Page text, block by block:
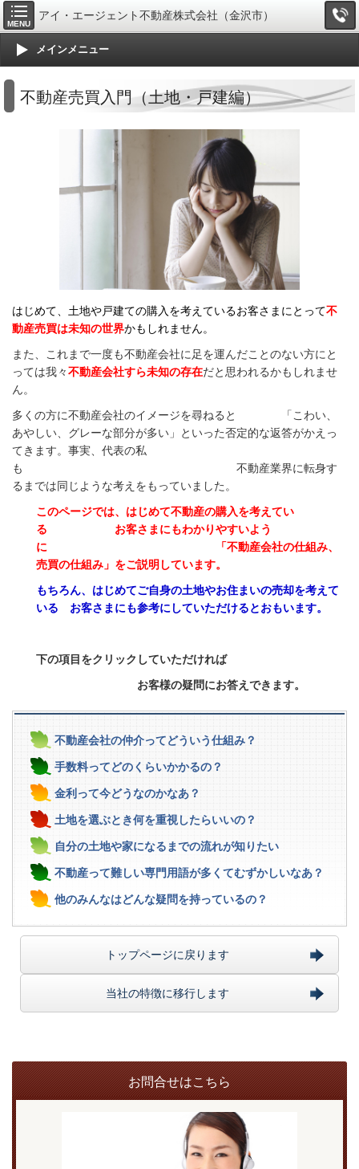
MENU
アイ・エージェント不動産株式会社（金沢市）
メインメニュー
不動産売買入門（土地・戸建編）
はじめて、土地や戸建ての購入を考えているお客さまにとって不
動産売買は未知の世界かもしれません。
また、これまで一度も不動産会社に足を運んだことのない方にと
っては我々不動産会社すら未知の存在だと思われるかもしれませ
ん。
多くの方に不動産会社のイメージを尋ねると 「こわい、
あやしい、グレーな部分が多い」といった否定的な返答がかえっ
てきます。事実、代表の私
も 不動産業界に転身す
るまでは同じような考えをもっていました。
このページでは、はじめて不動産の購入を考えてい
る お客さまにもわかりやすいよう
に 「不動産会社の仕組み、
売買の仕組み」をご説明しています。
もちろん、はじめてご自身の土地やお住まいの売却を考えて
いる お客さまにも参考にしていただけるとおもいます。
下の項目をクリックしていただければ
お客様の疑問にお答えできます。
不動産会社の仲介ってどういう仕組み？
手数料ってどのくらいかかるの？
金利って今どうなのかなあ？
土地を選ぶとき何を重視したらいいの？
自分の土地や家になるまでの流れが知りたい
不動産って難しい専門用語が多くてむずかしいなあ？
他のみんなはどんな疑問を持っているの？
トップページに戻ります
当社の特徴に移行します
お問合せはこちら